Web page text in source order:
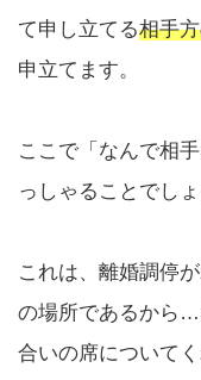
て申し立てる相手
申立てます。
ここで「なんで相
っしゃることでしょ
これは、離婚調停
の場所であるから…
合いの席について